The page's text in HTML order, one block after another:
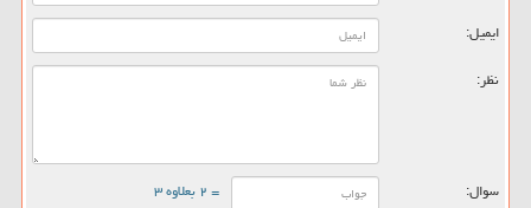
ایمیل:
نظر:
سوال: = ۲ بعلاوه ۳